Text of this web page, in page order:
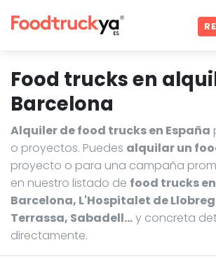
Food trucks en
Barcelona
Alquiler de food trucks en España
o proyectos. Puedes alquilar un
proyecto o para una campaña
en nuestro listado de food trucks
Barcelona, L'Hospitalet de
Terrassa, Sabadell…y concreta
directamente.